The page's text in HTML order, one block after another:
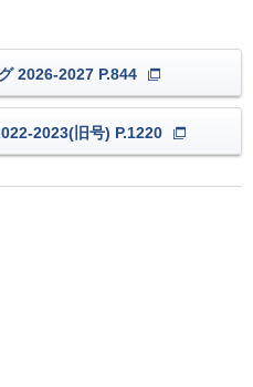
2026-2027 P.844
2023(旧号) P.1220